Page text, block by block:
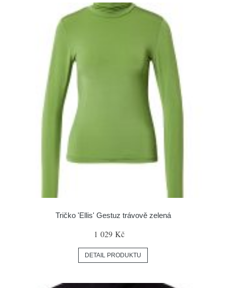
Tričko 'Ellis' Gestuz trávově zelená
1 029 Kč
DETAIL PRODUKTU